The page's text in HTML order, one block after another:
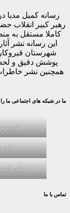
رهبر کبیر انقلاب
کاملا مستقل به
این رسانه نشر
شهرستان
پوشش دقیق و
همچنین نشر
ما در شبکه های اجتماعی ما را
ما در
ما در
ما در
تماس با ما